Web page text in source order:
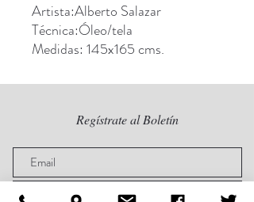
Artista:Alberto Salazar
Técnica:Óleo/tela
Medidas: 145x165 cms.
Regístrate al Boletín
Regístrate ahora